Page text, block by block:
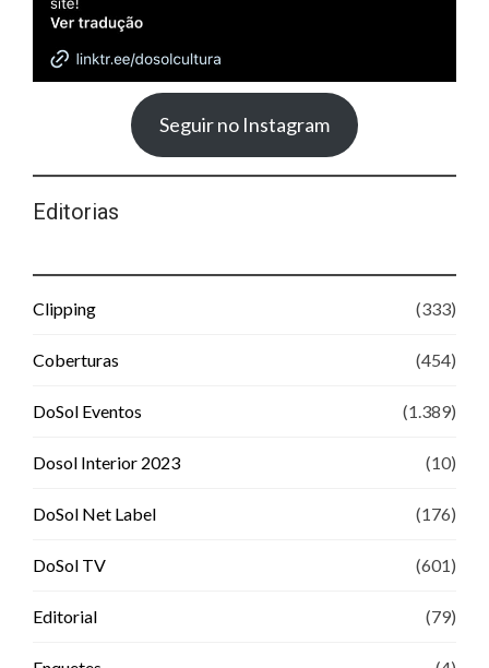
Seguir no Instagram
Editorias
Clipping (333)
Coberturas (454)
DoSol Eventos (1.389)
Dosol Interior 2023 (10)
DoSol Net Label (176)
DoSol TV (601)
Editorial (79)